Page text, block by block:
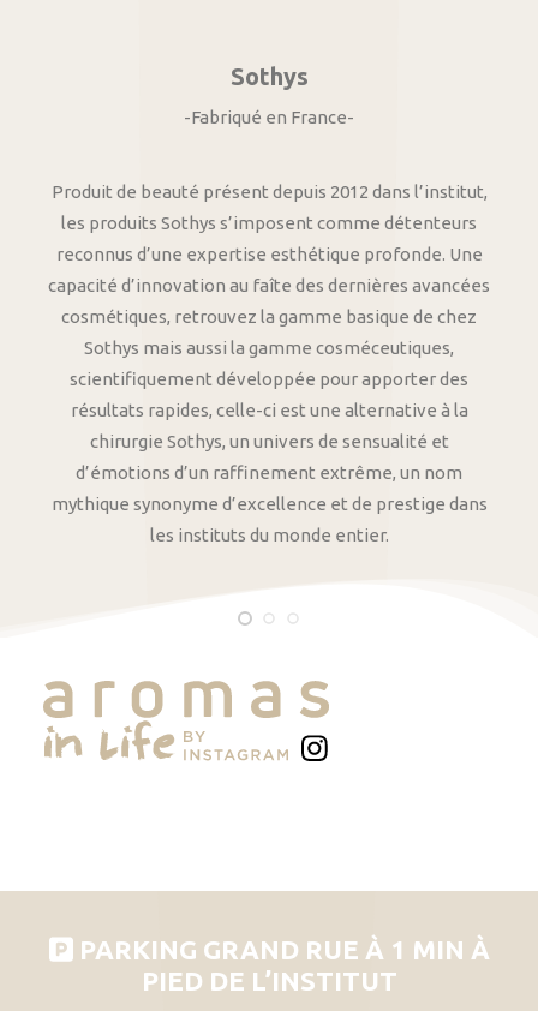
Sothys
-Fabriqué en France-
Produit de beauté présent depuis 2012 dans l’institut,
les produits Sothys s’imposent comme détenteurs
reconnus d’une expertise esthétique profonde. Une
capacité d’innovation au faîte des dernières avancées
cosmétiques, retrouvez la gamme basique de chez
Sothys mais aussi la gamme cosméceutiques,
scientifiquement développée pour apporter des
résultats rapides, celle-ci est une alternative à la
chirurgie Sothys, un univers de sensualité et
d’émotions d’un raffinement extrême, un nom
mythique synonyme d’excellence et de prestige dans
les instituts du monde entier.
PARKING GRAND RUE À 1 MIN À
PIED DE L’INSTITUT